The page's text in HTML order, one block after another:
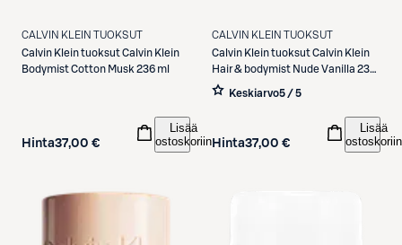
CALVIN KLEIN TUOKSUT
Calvin Klein tuoksutCalvin Klein
Bodymist Cotton Musk 236 ml
Hinta37,00 €
Lisää
ostoskoriin
CALVIN KLEIN TUOKSUT
Calvin Klein tuoksutCalvin Klein
Hair & bodymist Nude Vanilla 236
ml hius- ja vartalotuoksu
Keskiarvo5 / 5
Hinta37,00 €
Lisää
ostoskoriin